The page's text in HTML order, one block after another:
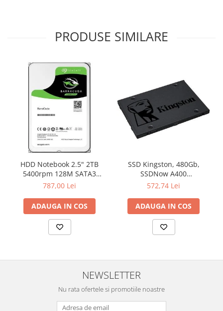
PRODUSE SIMILARE
HDD Notebook 2.5" 2TB
5400rpm 128M SATA3
SEAGATE
787,00 Lei
ADAUGA IN COS
SSD Kingston, 480Gb,
SSDNow A400
"SA400S37/480G"
572,74 Lei
ADAUGA IN COS
NEWSLETTER
Nu rata ofertele si promotiile noastre